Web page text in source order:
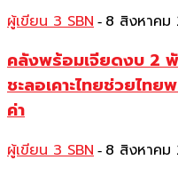
ผู้เขียน 3 SBN - 8 สิงหาคม
คลังพร้อมเจียดงบ 2
ชะลอเคาะไทยช่วยไท
ค่า
ผู้เขียน 3 SBN - 8 สิงหาคม